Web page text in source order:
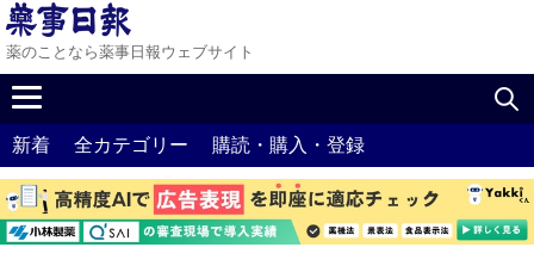
薬のことなら薬事日報ウェブサイト
新着 全カテゴリー 購読・購入・登録